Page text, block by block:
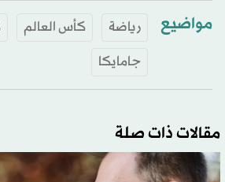
مواضيع رياضة كأس العالم
جامايكا
مقالات ذات صلة